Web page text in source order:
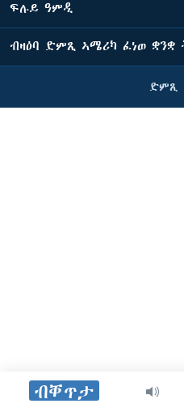
ብቐጥታ
ፍሉይ ዓምዲ
ብዛዕባ ድምጺ ኣሜሪካ ፈነወ ቋንቋ
ድምጺ